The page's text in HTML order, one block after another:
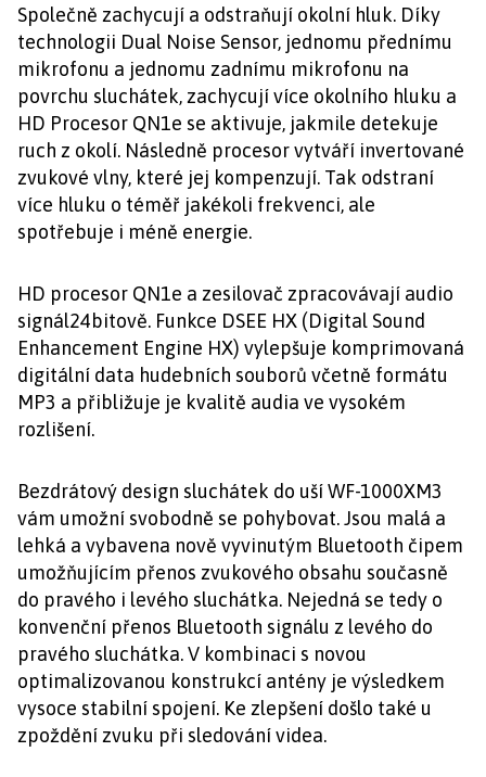
Společně zachycují a odstraňují okolní hluk. Díky
technologii Dual Noise Sensor, jednomu přednímu
mikrofonu a jednomu zadnímu mikrofonu na
povrchu sluchátek, zachycují více okolního hluku a
HD Procesor QN1e se aktivuje, jakmile detekuje
ruch z okolí. Následně procesor vytváří invertované
zvukové vlny, které jej kompenzují. Tak odstraní
více hluku o téměř jakékoli frekvenci, ale
spotřebuje i méně energie.
HD procesor QN1e a zesilovač zpracovávají audio
signál24bitově. Funkce DSEE HX (Digital Sound
Enhancement Engine HX) vylepšuje komprimovaná
digitální data hudebních souborů včetně formátu
MP3 a přibližuje je kvalitě audia ve vysokém
rozlišení.
Bezdrátový design sluchátek do uší WF-1000XM3
vám umožní svobodně se pohybovat. Jsou malá a
lehká a vybavena nově vyvinutým Bluetooth čipem
umožňujícím přenos zvukového obsahu současně
do pravého i levého sluchátka. Nejedná se tedy o
konvenční přenos Bluetooth signálu z levého do
pravého sluchátka. V kombinaci s novou
optimalizovanou konstrukcí antény je výsledkem
vysoce stabilní spojení. Ke zlepšení došlo také u
zpoždění zvuku při sledování videa.